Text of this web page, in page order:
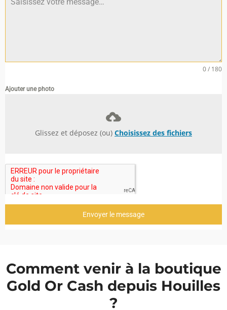
0 / 180
Ajouter une photo
Glissez et déposez (ou) Choisissez des fichiers
Envoyer le message
Comment venir à la boutique
Gold Or Cash depuis Houilles
?